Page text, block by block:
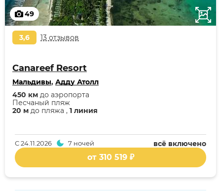
49
3,6 13 отзывов
Canareef Resort
Мальдивы, Адду Атолл
20 м до пляжа , 1 линия
Песчаный пляж
450 км до аэропорта
всё включено
С24.11.2026 7 ночей
от 310 519 ₽